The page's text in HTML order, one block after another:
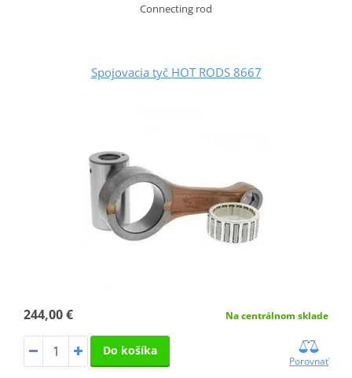
Connecting rod
Spojovacia tyč HOT RODS 8667
244,00 € Na centrálnom sklade
Do košíka
Porovnať